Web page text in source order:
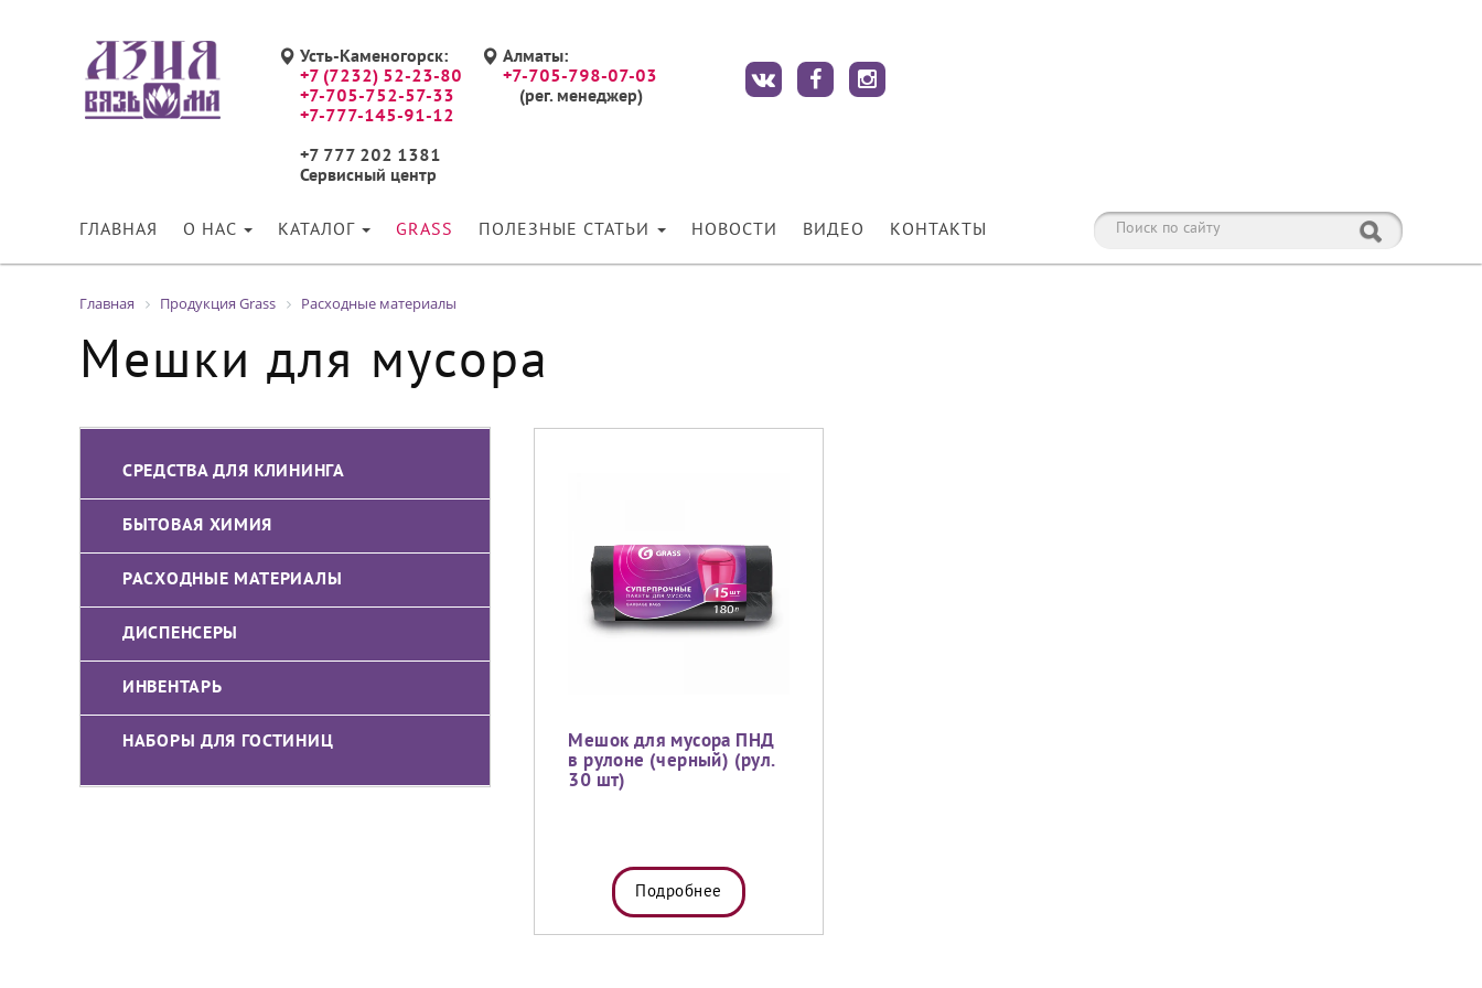
Усть-Каменогорск:
+7 (7232) 52-23-80
+7-705-752-57-33
+7-777-145-91-12
+7 777 202 1381
Сервисный центр
Алматы:
+7-705-798-07-03
(рег. менеджер)
ГЛАВНАЯ О НАС КАТАЛОГ GRASS ПОЛЕЗНЫЕ СТАТЬИ НОВОСТИ ВИДЕО КОНТАКТЫ
Главная Продукция Grass Расходные материалы
Мешки для мусора
СРЕДСТВА ДЛЯ КЛИНИНГА
БЫТОВАЯ ХИМИЯ
РАСХОДНЫЕ МАТЕРИАЛЫ
ДИСПЕНСЕРЫ
ИНВЕНТАРЬ
НАБОРЫ ДЛЯ ГОСТИНИЦ
Мешок для мусора ПНД
в рулоне (черный) (рул.
30 шт)
Подробнее